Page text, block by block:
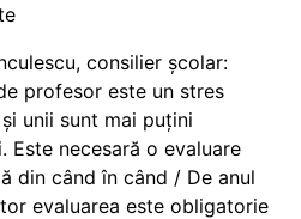
consilier școlar:
profesor este un stres
unii sunt mai puțini
Este necesară o evaluare
din când în când / De anul
evaluarea este obligatorie